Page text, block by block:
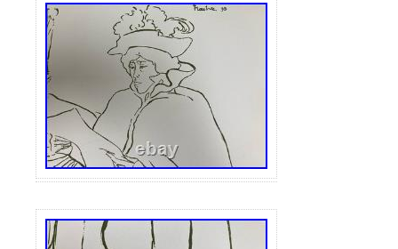
déterminer avec une précision à 100%
ou telle illustration a été créée. EN CAS
POUVEZ DONC EFFECTUER UN
D’UN MOIS ET JE VOUS